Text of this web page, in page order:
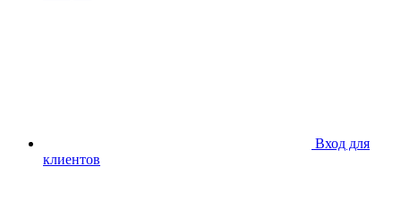
Вход для
клиентов